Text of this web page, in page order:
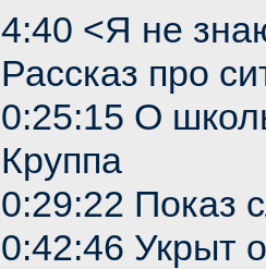
4:40 <Я не
Рассказ про
0:25:15 О
Круппа
0:29:22 Показ
0:42:46 Укрыт